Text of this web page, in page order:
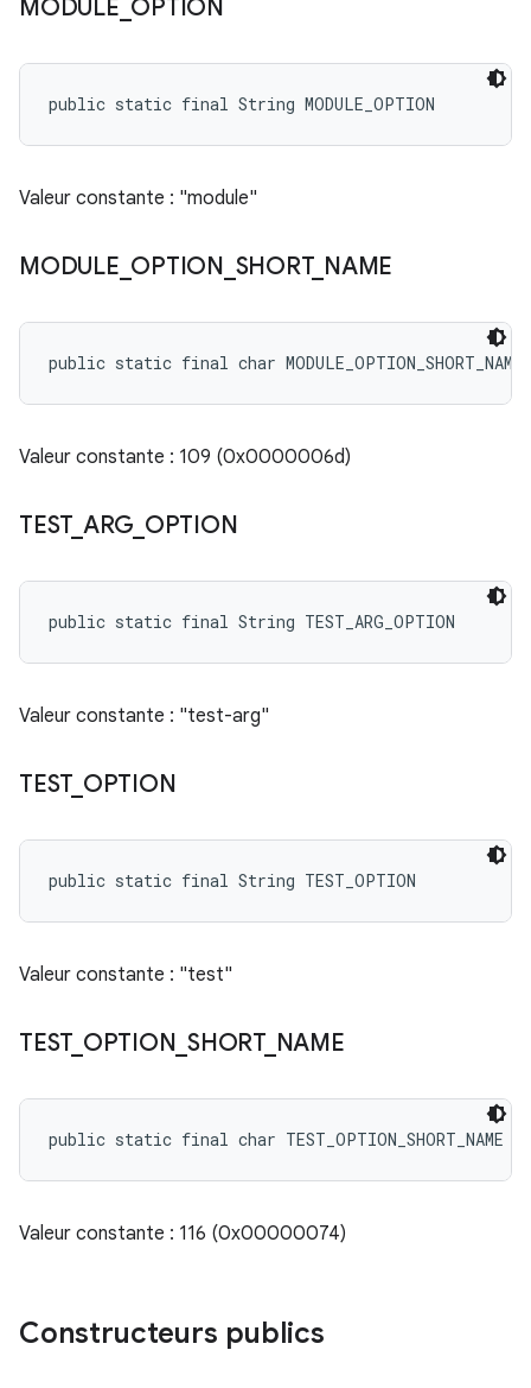
MODULE OPTION
public static final String MODULE_OPTION
Valeur constante : "module"
MODULE OPTION SHORT_ NAME
public static final char MODULE_OPTION_SHORT_NAME
Valeur constante : 109 (0x0000006d)
TEST_ ARG OPTION
public static final String TEST_ARG_OPTION
Valeur constante : "test-arg"
TEST_ OPTION
public static final String TEST_OPTION
Valeur constante : "test"
TEST_ OPTION SHORT_ NAME
public static final char TEST_OPTION_SHORT_NAME
Valeur constante : 116 (0x00000074)
Constructeurs publics